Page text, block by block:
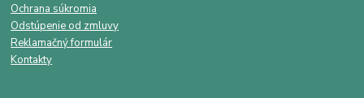
Ochrana súkromia
Odstúpenie od zmluvy
Reklamačný formulár
Kontakty